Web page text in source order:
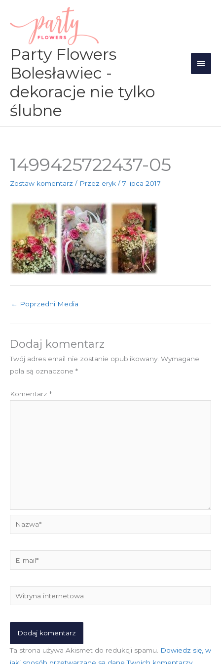
treści
Party Flowers
Bolesławiec -
dekoracje nie tylko
ślubne
1499425722437-05
Zostaw komentarz / Przez eryk / 7 lipca 2017
← Poprzedni Media
Dodaj komentarz
Twój adres email nie zostanie opublikowany. Wymagane
pola są oznaczone *
Komentarz *
mail*
Witryna
internetowa
Ta strona używa Akismet do redukcji spamu. Dowiedz się, w